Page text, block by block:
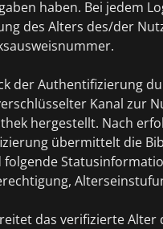
haben. Bei jedem
des Alters des/der
der Authentifizierung
Kanal zur
hergestellt. Nach
übermittelt die
das verifizierte Alter